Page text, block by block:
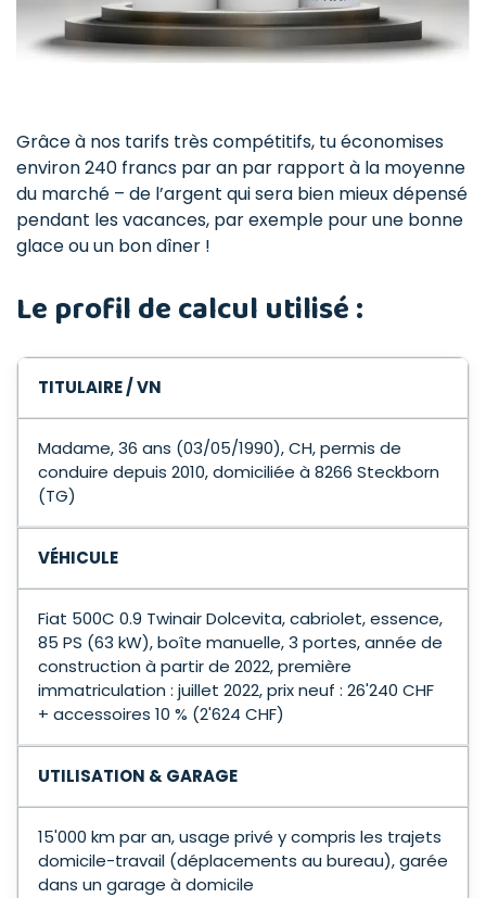
Grâce à nos tarifs très compétitifs, tu économises
environ 240 francs par an par rapport à la moyenne
du marché – de l’argent qui sera bien mieux dépensé
pendant les vacances, par exemple pour une bonne
glace ou un bon dîner !
Le profil de calcul utilisé :
TITULAIRE / VN
Madame, 36 ans (03/05/1990), CH, permis de
conduire depuis 2010, domiciliée à 8266 Steckborn
(TG)
VÉHICULE
Fiat 500C 0.9 Twinair Dolcevita, cabriolet, essence,
85 PS (63 kW), boîte manuelle, 3 portes, année de
construction à partir de 2022, première
immatriculation : juillet 2022, prix neuf : 26'240 CHF
+ accessoires 10 % (2'624 CHF)
UTILISATION & GARAGE
15'000 km par an, usage privé y compris les trajets
domicile-travail (déplacements au bureau), garée
dans un garage à domicile